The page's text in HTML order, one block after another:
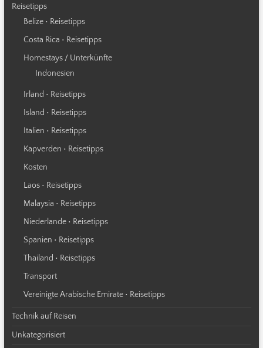
Reisetipps
Belize • Reisetipps
Costa Rica • Reisetipps
Homestays / Unterkünfte
Indonesien
Irland • Reisetipps
Island • Reisetipps
Italien • Reisetipps
Kapverden • Reisetipps
Kosten
Laos • Reisetipps
Malaysia • Reisetipps
Niederlande • Reisetipps
Spanien • Reisetipps
Thailand • Reisetipps
Transport
Vereinigte Arabische Emirate • Reisetipps
Technik auf Reisen
Unkategorisiert